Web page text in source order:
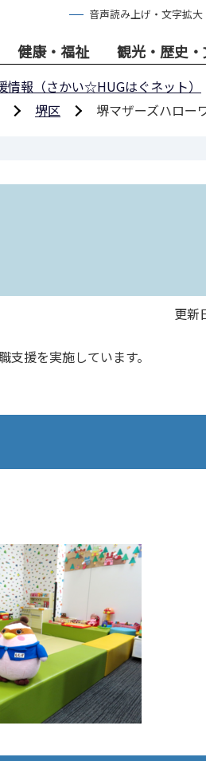
音声読み上げ・文字拡大
健康・福祉 観光・歴史
情報（さかい☆HUGはぐネット）
堺区 堺マザーズハロー
更新
援を実施しています。